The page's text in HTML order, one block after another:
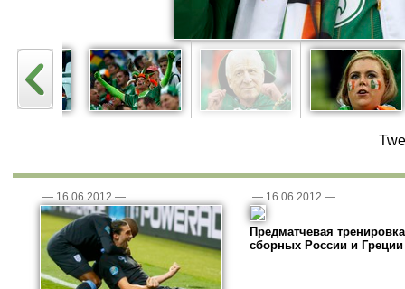
— 16.06.2012 — — 16.06.2012 —
Предматчевая тренировка
сборных России и Греции